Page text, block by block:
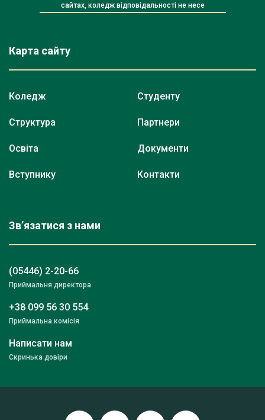
сайтах, коледж відповідальності не несе
Карта сайту
Коледж
Структура
Освіта
Вступнику
Студенту
Партнери
Документи
Контакти
Зв’язатися з нами
(05446) 2-20-66
Приймальня директора
+38 099 56 30 554
Приймальна комісія
Написати нам
Скринька довіри